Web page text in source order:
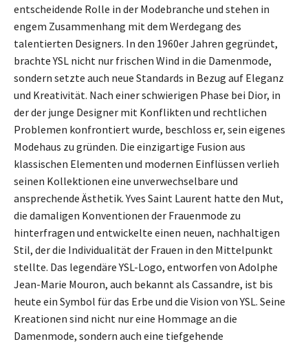
entscheidende Rolle in der Modebranche und stehen in
engem Zusammenhang mit dem Werdegang des
talentierten Designers. In den 1960er Jahren gegründet,
brachte YSL nicht nur frischen Wind in die Damenmode,
sondern setzte auch neue Standards in Bezug auf Eleganz
und Kreativität. Nach einer schwierigen Phase bei Dior, in
der der junge Designer mit Konflikten und rechtlichen
Problemen konfrontiert wurde, beschloss er, sein eigenes
Modehaus zu gründen. Die einzigartige Fusion aus
klassischen Elementen und modernen Einflüssen verlieh
seinen Kollektionen eine unverwechselbare und
ansprechende Ästhetik. Yves Saint Laurent hatte den Mut,
die damaligen Konventionen der Frauenmode zu
hinterfragen und entwickelte einen neuen, nachhaltigen
Stil, der die Individualität der Frauen in den Mittelpunkt
stellte. Das legendäre YSL-Logo, entworfen von Adolphe
Jean-Marie Mouron, auch bekannt als Cassandre, ist bis
heute ein Symbol für das Erbe und die Vision von YSL. Seine
Kreationen sind nicht nur eine Hommage an die
Damenmode, sondern auch eine tiefgehende